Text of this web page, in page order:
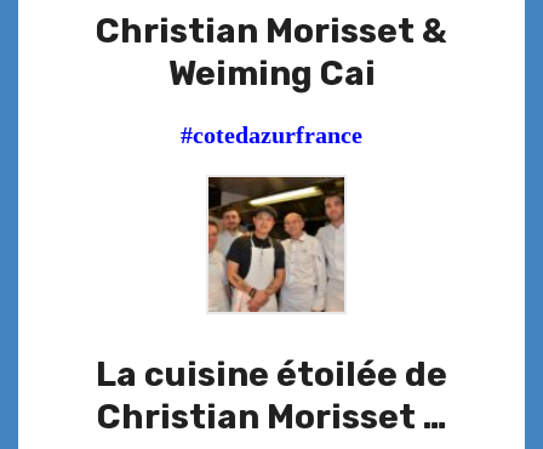
Christian Morisset &
Weiming Cai
#cotedazurfrance
La cuisine étoilée de
Christian Morisset …